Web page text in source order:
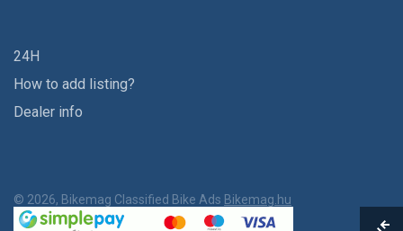
24H
How to add listing?
Dealer info
© 2026, Bikemag Classified Bike Ads Bikemag.hu